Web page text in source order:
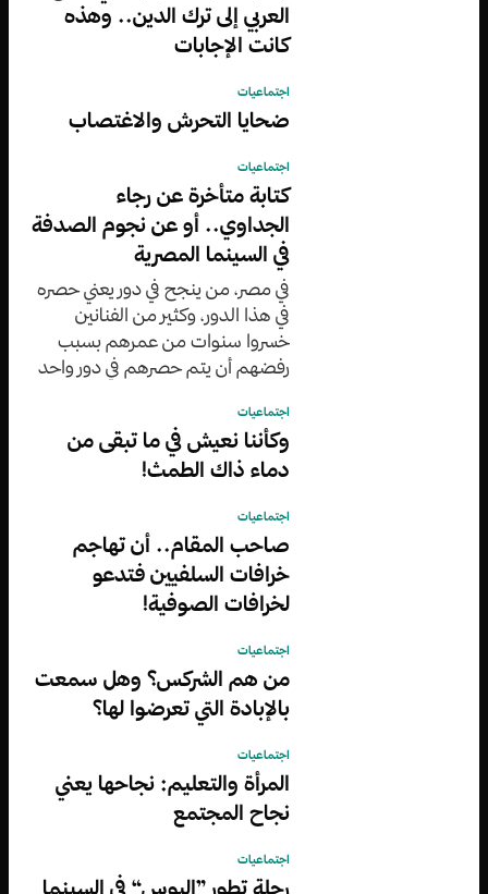
العربي إلى ترك الدين.. وهذه
كانت الإجابات
اجتماعيات
ضحايا التحرش والاغتصاب
اجتماعيات
كتابة متأخرة عن رجاء
الجداوي.. أو عن نجوم الصدفة
في السينما المصرية
في مصر، من ينجح في دور يعني حصره
في هذا الدور، وكثير من الفنانين
خسروا سنوات من عمرهم بسبب
رفضهم أن يتم حصرهم في دور واحد
فطال بقاؤها وباتت ”مطلوبة“
اجتماعيات
وكأننا نعيش في ما تبقى من
دماء ذاك الطمث!
اجتماعيات
صاحب المقام.. أن تهاجم
خرافات السلفيين فتدعو
لخرافات الصوفية!
اجتماعيات
من هم الشركس؟ وهل سمعت
بالإبادة التي تعرضوا لها؟
اجتماعيات
المرأة والتعليم: نجاحها يعني
نجاح المجتمع
اجتماعيات
رحلة تطور ”البوس“ في السينما